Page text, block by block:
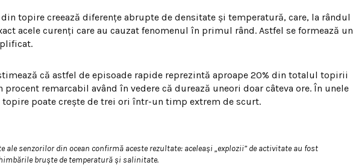
topire creează diferențe abrupte de densitate și temperatură, care, la rândul
acele curenți care au cauzat fenomenul în primul rând. Astfel se formează un
că astfel de episoade rapide reprezintă aproape 20% din totalul topirii
procent remarcabil având în vedere că durează uneori doar câteva ore. În unele
topire poate crește de trei ori într-un timp extrem de scurt.
ale senzorilor din ocean confirmă aceste rezultate: aceleași „explozii” de activitate au fost
bruște de temperatură și salinitate.